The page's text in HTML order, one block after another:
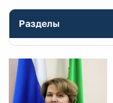
Разделы